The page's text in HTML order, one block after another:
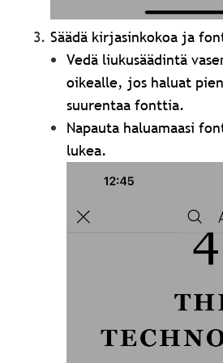
Säädä kirjasinkokoa ja
Vedä liukusäädintä
oikealle, jos haluat
suurentaa fonttia.
Napauta haluamaasi
lukea.